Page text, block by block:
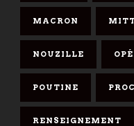
MACRON
NOUZILLE
POUTINE
RENSEIGNEMENT